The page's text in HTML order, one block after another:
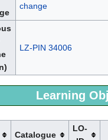
change
LZ-PIN 34006
Learning
Catalogue
LO-